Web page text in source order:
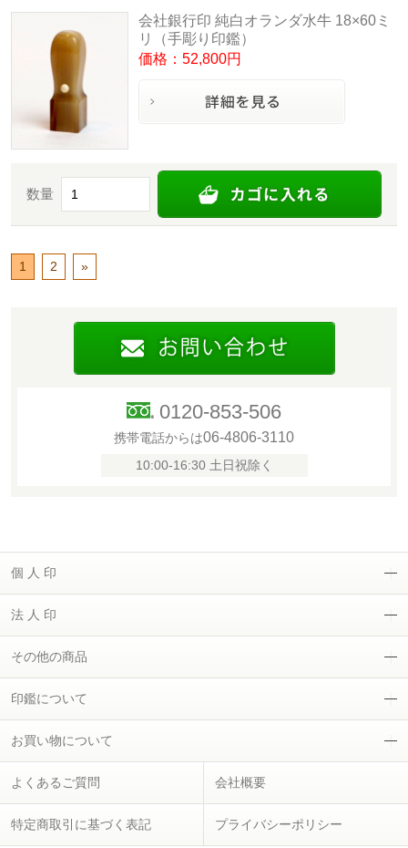
会社銀行印 純白オランダ水牛 18×60ミ
リ（手彫り印鑑）
価格：52,800円
数量
1 2 »
0120-853-506
携帯電話からは06-4806-3110
10:00-16:30 土日祝除く
個 人 印
法 人 印
その他の商品
印鑑について
お買い物について
よくあるご質問 会社概要
特定商取引に基づく表記 プライバシーポリシー